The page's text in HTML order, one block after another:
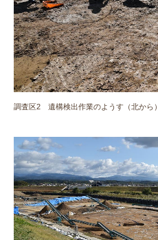
調査区2 遺構検出作業のようす（北から）